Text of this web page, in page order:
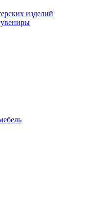
изделий